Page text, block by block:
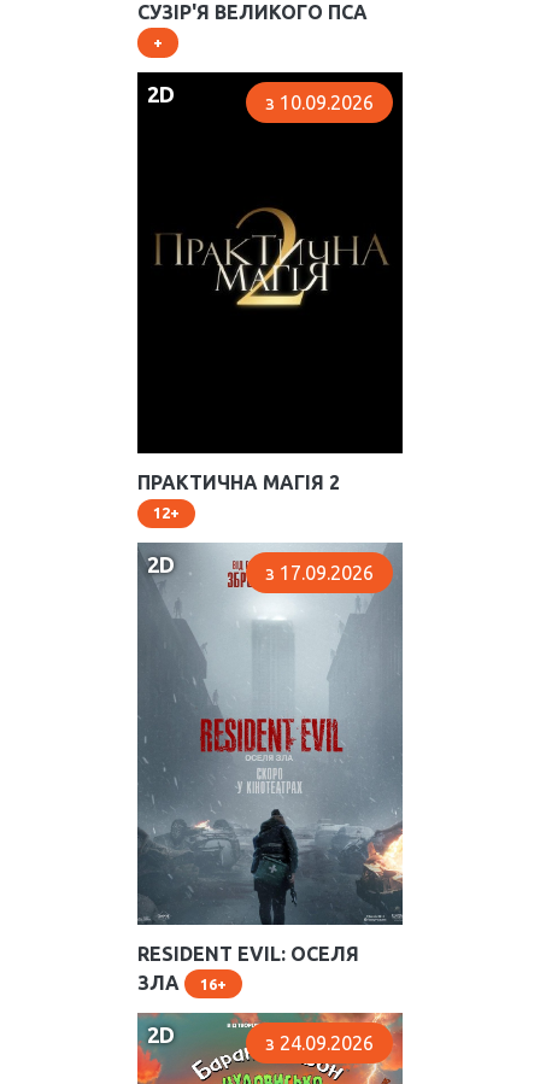
СУЗІР'Я ВЕЛИКОГО ПСА
2D з 10.09.2026
ПРАКТИЧНА МАГІЯ 2
12
2D з 17.09.2026
RESIDENT EVIL: ОСЕЛЯ
ЗЛА
16
2D з 24.09.2026